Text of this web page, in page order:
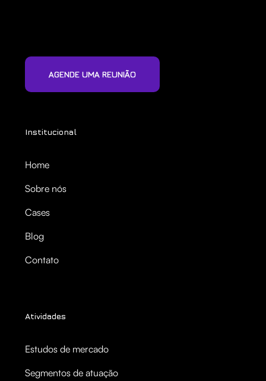
AGENDE UMA REUNIÃO
Institucional
Home
Sobre nós
Cases
Blog
Contato
Atividades
Estudos de mercado
Segmentos de atuação